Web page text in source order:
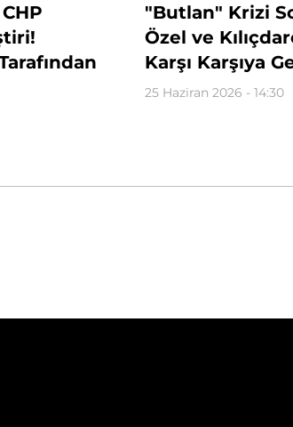
"Butlan" Krizi
Özel ve
Karşı Karşıya
25 Haziran 2026 - 14:30